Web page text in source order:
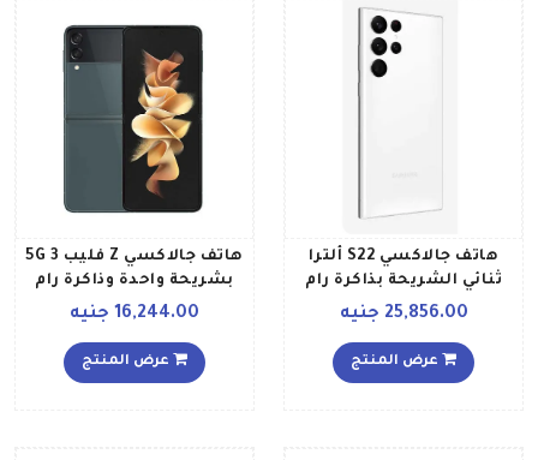
هاتف جالاكسي S22 ألترا
ثنائي الشريحة بذاكرة رام
سعة 12 جيجابايت وذاكرة
يدعم تقنية 5G بلون أبيض
فانتوم إصدار عالمي
25,856.00 جنيه
عرض المنتج
هاتف جالاكسي Z فليب 3 5G
بشريحة واحدة وذاكرة رام
سعة 8 جيجابايت وذاكرة
لون أخضر إصدار عالمي
16,244.00 جنيه
عرض المنتج